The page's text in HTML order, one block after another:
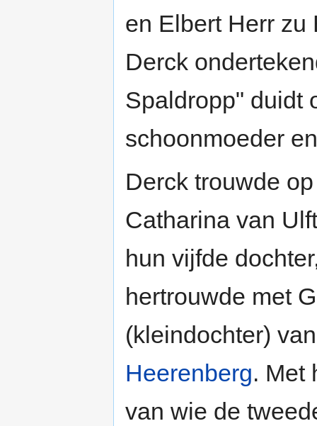
en Elbert Herr zu
Derck
Spaldropp" duidt
schoonmoeder
Derck trouwde
Catharina van
hun vijfde
hertrouwde met
(kleindochter)
Heerenberg. Met
van wie de